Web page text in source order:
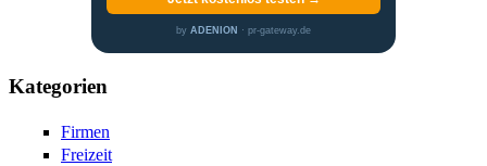
by ADENION · pr-gateway.de
Kategorien
Firmen
Freizeit